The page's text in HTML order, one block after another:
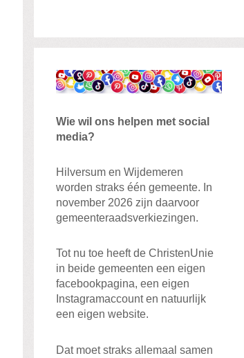
Wie wil ons helpen met social
media?
Hilversum en Wijdemeren
worden straks één gemeente. In
november 2026 zijn daarvoor
gemeenteraadsverkiezingen.
Tot nu toe heeft de ChristenUnie
in beide gemeenten een eigen
facebookpagina, een eigen
Instagramaccount en natuurlijk
een eigen website.
Dat moet straks allemaal samen